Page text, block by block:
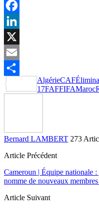
WhatsApp
Facebook
LinkedIn
X
Email
Partager
AlgérieCAF
17FAFFIFAMaroc
Bernard LAMBERT 273
Article Précédent
Cameroun | Équipe nationale
nomme de nouveaux
Article Suivant